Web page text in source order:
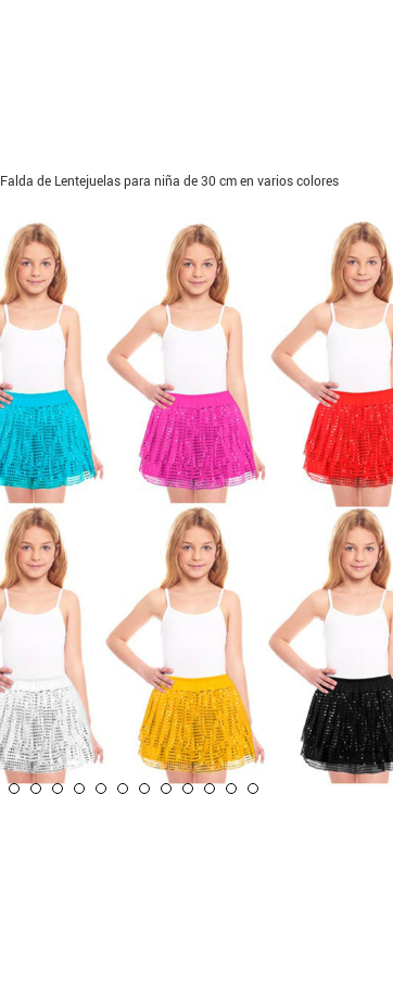
Falda de Lentejuelas para niña de 30 cm en varios colores